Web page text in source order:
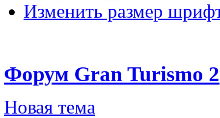
Изменить размер
Форум Gran Turismo 2
Новая тема